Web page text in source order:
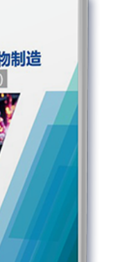
跨境电商贸易
环保节能科技
航运及港口
农林牧渔
商业航空